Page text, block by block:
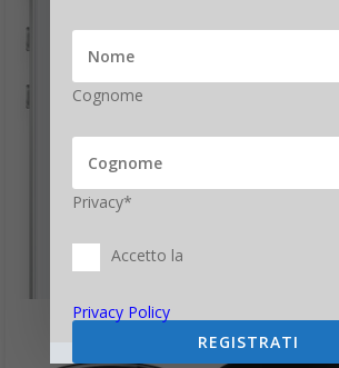
Cognome
Privacy*
Accetto la
Privacy Policy
REGISTRATI